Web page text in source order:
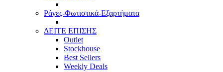
Ράγες-Φωτιστικά-Εξαρτήματα
ΔΕΙΤΕ ΕΠΙΣΗΣ
Outlet
Stockhouse
Best Sellers
Weekly Deals